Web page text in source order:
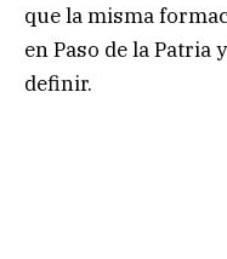
que la misma
en Paso de la Patria
definir.